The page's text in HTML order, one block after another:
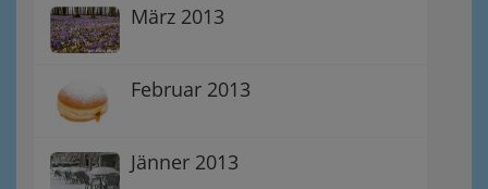
März 2013
Februar 2013
Jänner 2013